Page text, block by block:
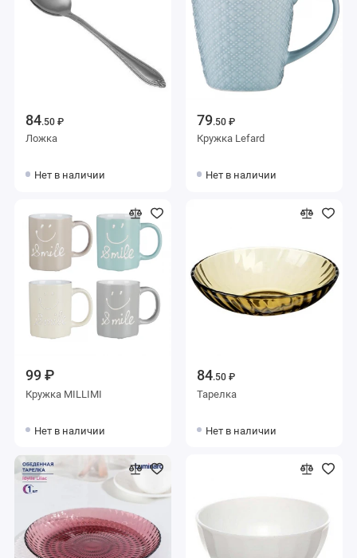
84.50 ₽
Ложка
Нет в наличии
79.50 ₽
Кружка Lefard
Нет в наличии
99 ₽
Кружка MILLIMI
Нет в наличии
84.50 ₽
Тарелка
Нет в наличии